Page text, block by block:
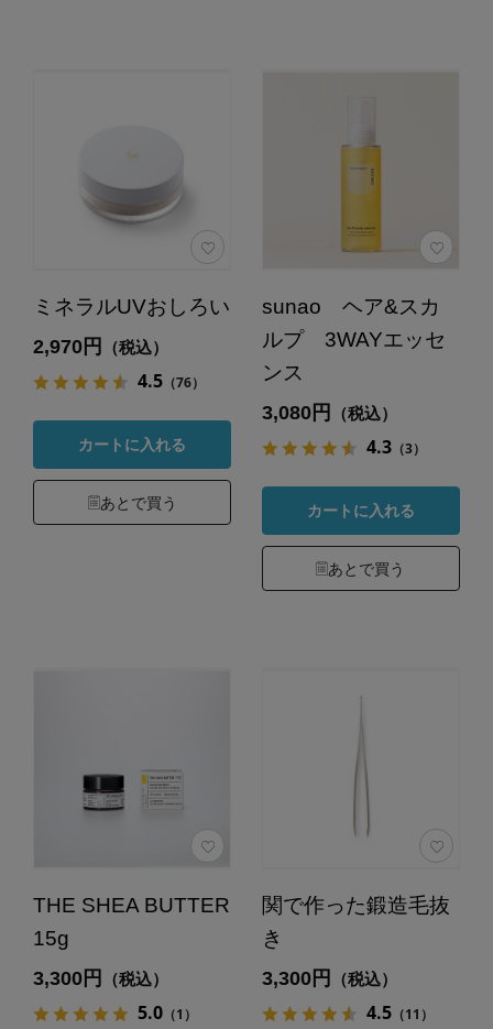
ミネラルUVおしろい
2,970円 （税込）
4.5（76）
カートに入れる
あとで買う
sunao ヘア&スカ
ルプ 3WAYエッセ
ンス
3,080円 （税込）
4.3（3）
カートに入れる
あとで買う
THE SHEA BUTTER
15g
3,300円 （税込）
5.0（1）
関で作った鍛造毛抜
き
3,300円 （税込）
4.5（11）